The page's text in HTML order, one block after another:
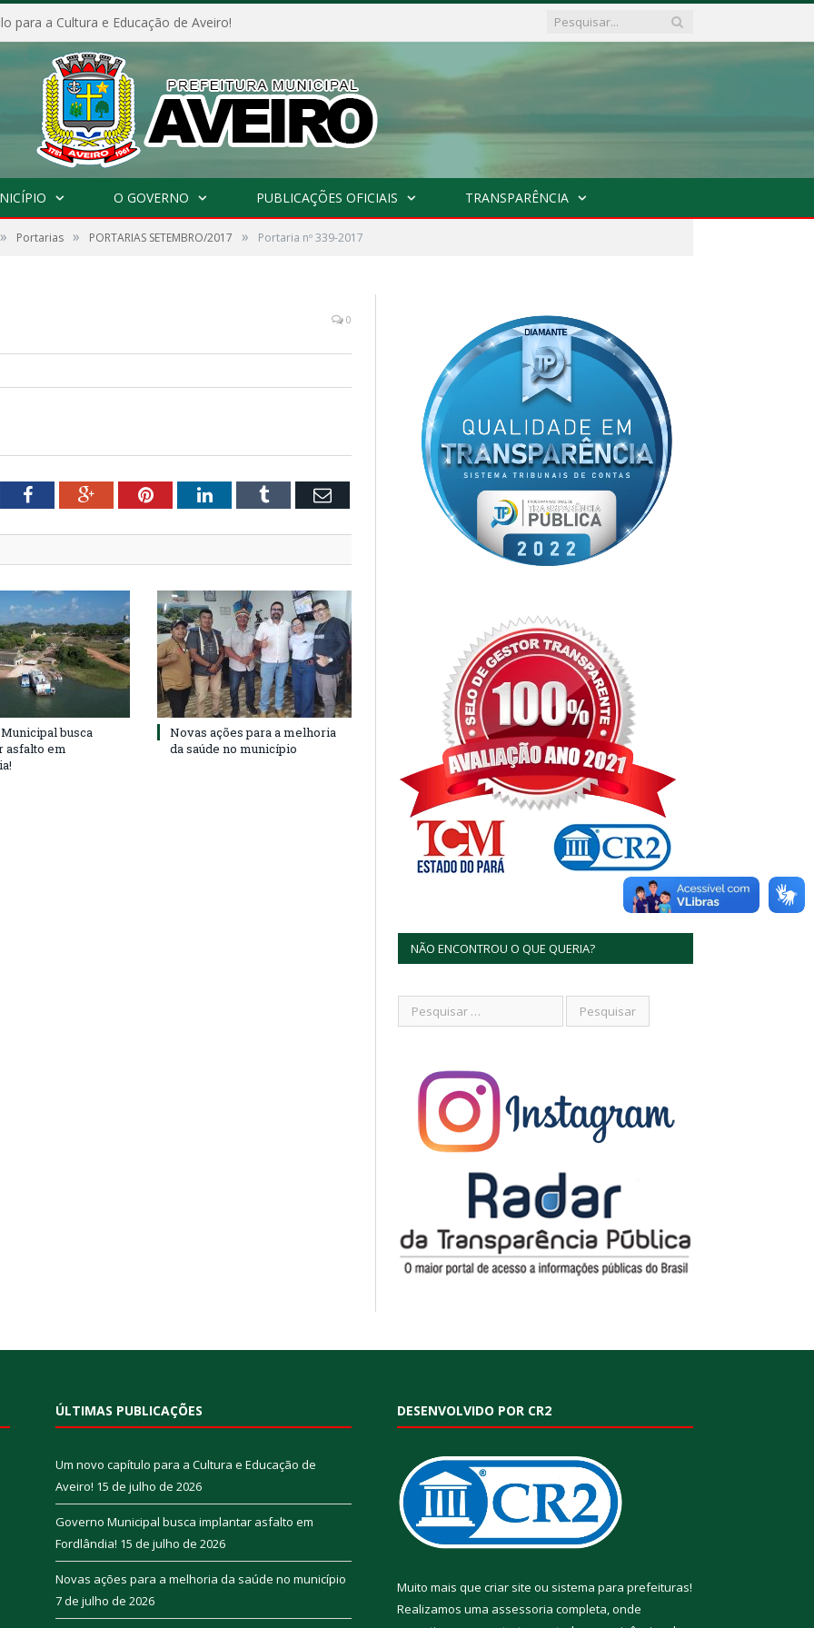
para a Cultura e Educação de Aveiro!
O GOVERNO PUBLICAÇÕES OFICIAIS TRANSPARÊNCIA
» Portarias » PORTARIAS SETEMBRO/2017 » Portaria nº 339-2017
0
FacebookGoogle+PinterestLinkedInTumblr Email
busca
asfalto em
Novas ações para a melhoria
da saúde no município
NÃO ENCONTROU O QUE QUERIA?
ÚLTIMAS PUBLICAÇÕES
Um novo capítulo para a Cultura e Educação de
Aveiro! 15 de julho de 2026
Governo Municipal busca implantar asfalto em
Fordlândia! 15 de julho de 2026
Novas ações para a melhoria da saúde no município
7 de julho de 2026
DESENVOLVIDO POR CR2
Muito mais que criar site ou sistema para prefeituras!
Realizamos uma assessoria completa, onde